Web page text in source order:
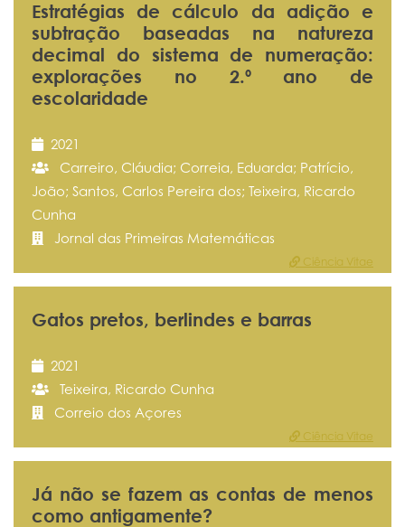
Estratégias de cálculo da adição e
subtração baseadas na natureza
decimal do sistema de numeração:
explorações no 2.º ano de
escolaridade
2021
Carreiro, Cláudia; Correia, Eduarda; Patrício,
João; Santos, Carlos Pereira dos; Teixeira, Ricardo
Cunha
Jornal das Primeiras Matemáticas
Ciência Vitae
Gatos pretos, berlindes e barras
2021
Teixeira, Ricardo Cunha
Correio dos Açores
Ciência Vitae
Já não se fazem as contas de menos
como antigamente?